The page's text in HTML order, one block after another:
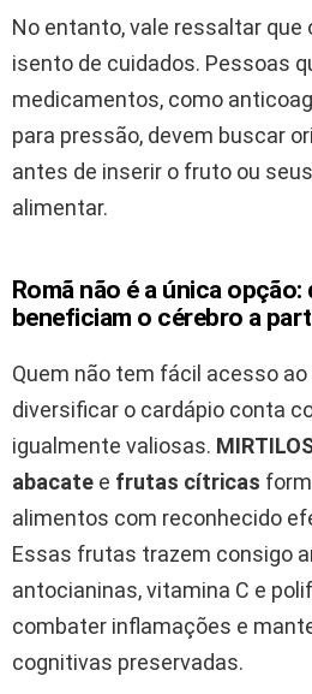
No entanto, vale ressaltar que
isento de cuidados. Pessoas
medicamentos, como
para pressão, devem buscar
antes de inserir o fruto ou
alimentar.
Romã não é a única
beneficiam o cérebro a
Quem não tem fácil acesso ao
diversificar o cardápio conta
igualmente valiosas.
abacate e frutas cítricas
alimentos com reconhecido
Essas frutas trazem consigo
antocianinas, vitamina C e
combater inflamações e
cognitivas preservadas.